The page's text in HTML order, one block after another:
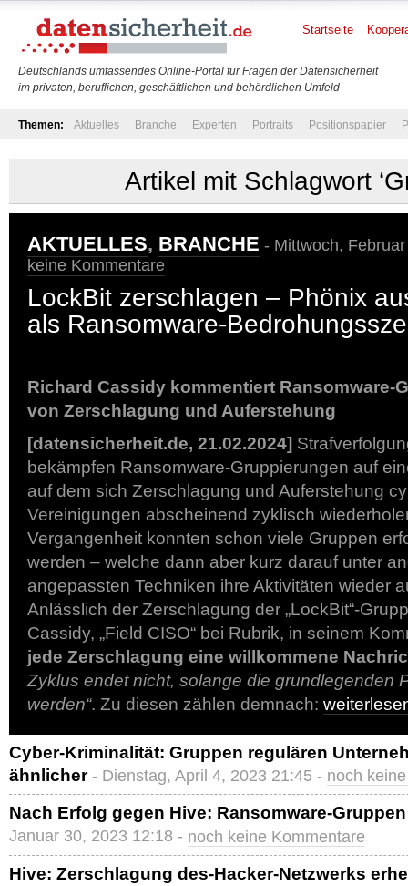
Deutschlands umfassendes Online-Portal für Fragen der Datensicherheit
im privaten, beruflichen, geschäftlichen und behördlichen Umfeld
Startseite
Themen: Aktuelles Branche Experten Portraits Positionspapier
Artikel mit Schlagwort
AKTUELLES, BRANCHE - Mittwoch,
keine Kommentare
LockBit zerschlagen – Phönix
als Ransomware-
Richard Cassidy kommentiert Ransomware-
von Zerschlagung und Auferstehung
[datensicherheit.de, 21.02.2024]
bekämpfen Ransomware-Gruppierungen auf
auf dem sich Zerschlagung und Auferstehung
Vereinigungen abscheinend zyklisch
Vergangenheit konnten schon viele Gruppen
werden – welche dann aber kurz darauf unter
angepassten Techniken ihre Aktivitäten wieder
Anlässlich der Zerschlagung der „LockBit“-
Cassidy, „Field CISO“ bei Rubrik, in seinem
jede Zerschlagung eine willkommene
Zyklus endet nicht, solange die grundlegenden
werden“. Zu diesen zählen demnach:
Cyber-Kriminalität: Gruppen regulären
ähnlicher - Dienstag, April 4, 2023 21:45 - noch
Nach Erfolg gegen Hive: Ransomware-
Januar 30, 2023 12:18 - noch keine Kommentare
Hive: Zerschlagung des-Hacker-Netzwerks